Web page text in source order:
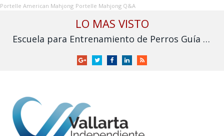
Portelle American Mahjong Portelle Mahjong Q&A
LO MAS VISTO
Escuela para Entrenamiento de Perros Guía para Ciegos I.A.P. solicita apoyo para no cerrar
GoogleTwitterFacebookLinkedInRSS